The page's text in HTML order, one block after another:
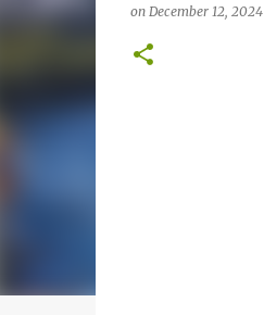
on December 12, 2024